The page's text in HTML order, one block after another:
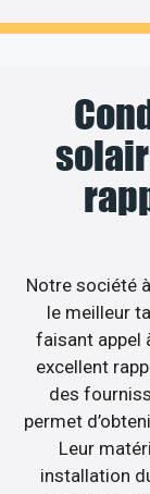
Notre société
le meilleur
faisant appel
excellent
des
permet
Leur
installation